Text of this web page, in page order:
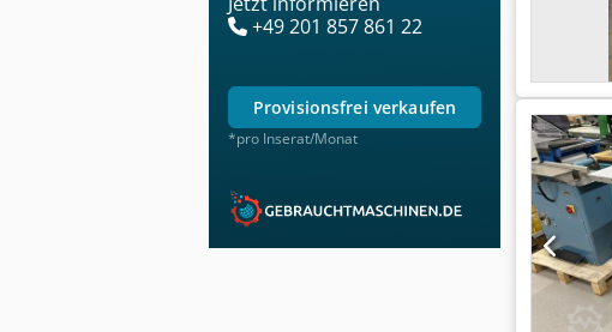
+49 201 857 861 22
provisionsfrei verkaufen
*pro Inserat/Monat